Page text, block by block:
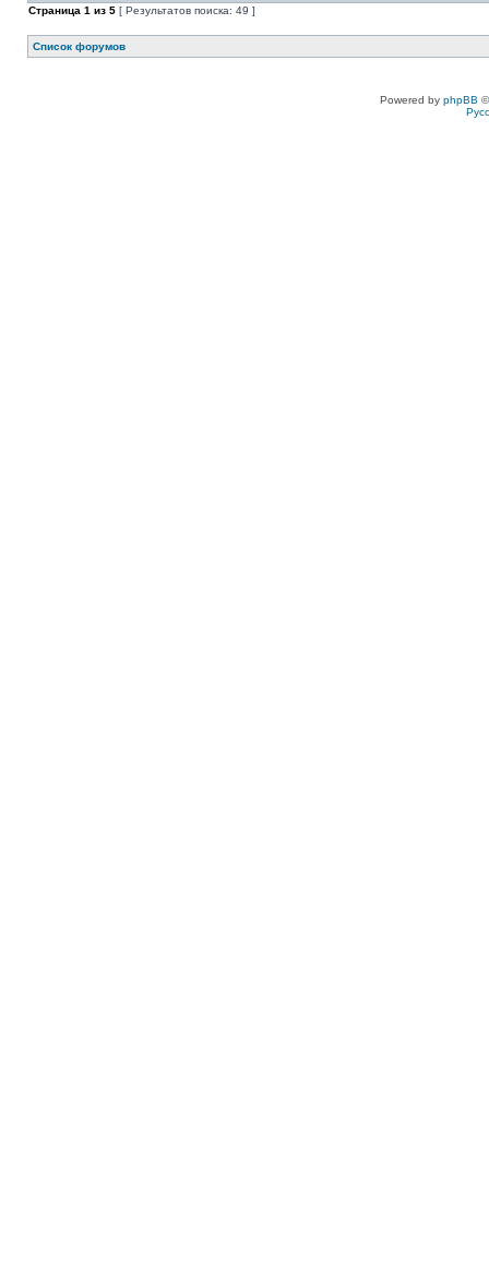
Страница 1 из 5 [ Результатов поиска: 49 ]
Список форумов
Powered by phpBB